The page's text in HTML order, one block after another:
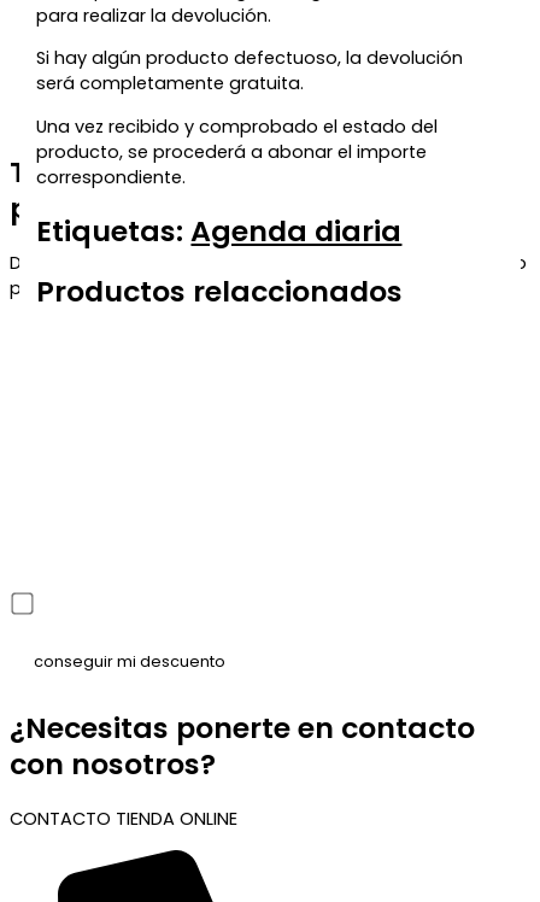
para realizar la devolución.
Si hay algún producto defectuoso, la devolución
será completamente gratuita.
Una vez recibido y comprobado el estado del
producto, se procederá a abonar el importe
correspondiente.
Etiquetas:Agenda diaria
Productos relaccionados
Te regalamos un 5% de descuento
para tu próxima compra
Déjanos tu correo y te enviaremos el código de descuento
para que puedas aprovecharlo en tu próximo pedido.
¿Necesitas ponerte en contacto
con nosotros?
CONTACTO TIENDA ONLINE